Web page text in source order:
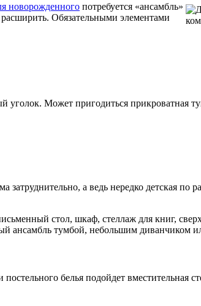
новорожденного потребуется «ансамбль»
Обязательными элементами
Может пригодиться прикроватная
а ведь нередко детская по
стол, шкаф, стеллаж для книг,
ансамбль тумбой, небольшим диванчиком
белья подойдет вместительная